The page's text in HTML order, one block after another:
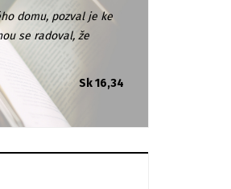
domu, pozval je ke
se radoval, že
Sk 16,34